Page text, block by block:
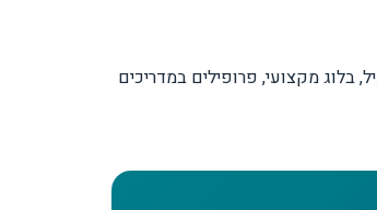
מקצועי, פרופילים במדריכים